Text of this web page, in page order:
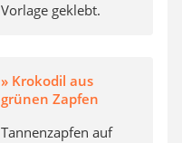
Vorlage geklebt.
» Krokodil aus
grünen Zapfen
Tannenzapfen auf